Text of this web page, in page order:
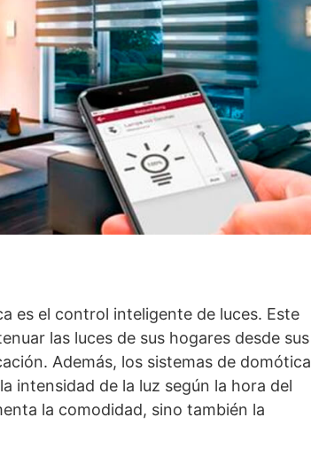
es el control inteligente de luces. Este
las luces de sus hogares desde sus
Además, los sistemas de domótica
intensidad de la luz según la hora del
la comodidad, sino también la